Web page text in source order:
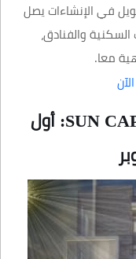
في الإنشاءات يصل
السكنية والفنادق،
معا.
3- كمبوند صن كابيتال SUN CAPITAL: أول